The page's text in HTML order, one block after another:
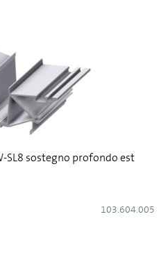
SL8 sostegno profondo est
103.604.005